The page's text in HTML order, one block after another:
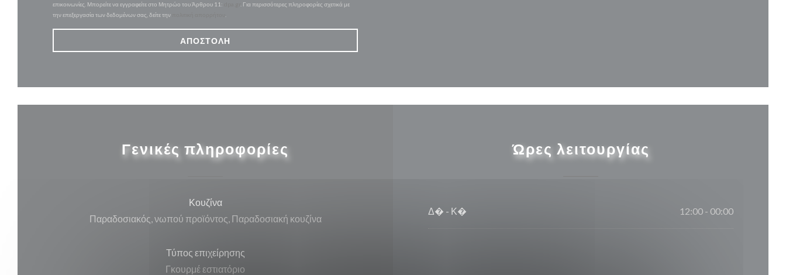
επικοινωνίες. Μπορείτε να εγγραφείτε στο Μητρώο του Άρθρου 11:
. Για περισσότερες πληροφορίες σχετικά με
την επεξεργασία των δεδομένων σας, δείτε την
Γενικές πληροφορίες
Κουζίνα
Παραδοσιακός, νωπού προϊόντος, Παραδοσιακή κουζίνα
Τύπος επιχείρησης
Γκουρμέ εστιατόριο
Ώρες λειτουργίας
Δ� - Κ� 12:00 - 00:00